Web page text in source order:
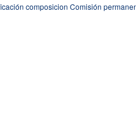
composicion Comisión